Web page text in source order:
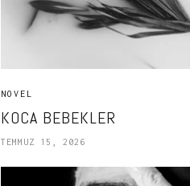
NOVEL
KOCA BEBEKLER
TEMMUZ 15, 2026